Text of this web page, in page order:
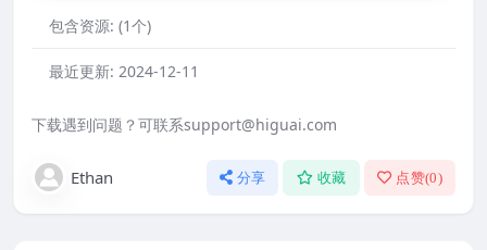
包含资源: (1个)
最近更新: 2024-12-11
下载遇到问题？可联系support@higuai.com
Ethan 分享 收藏 点赞(0)